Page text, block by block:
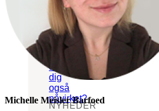
påvirkning
på
mennesker
du
dig
også
påvirket?
NYHEDER
Michelle Meisler Barfoed